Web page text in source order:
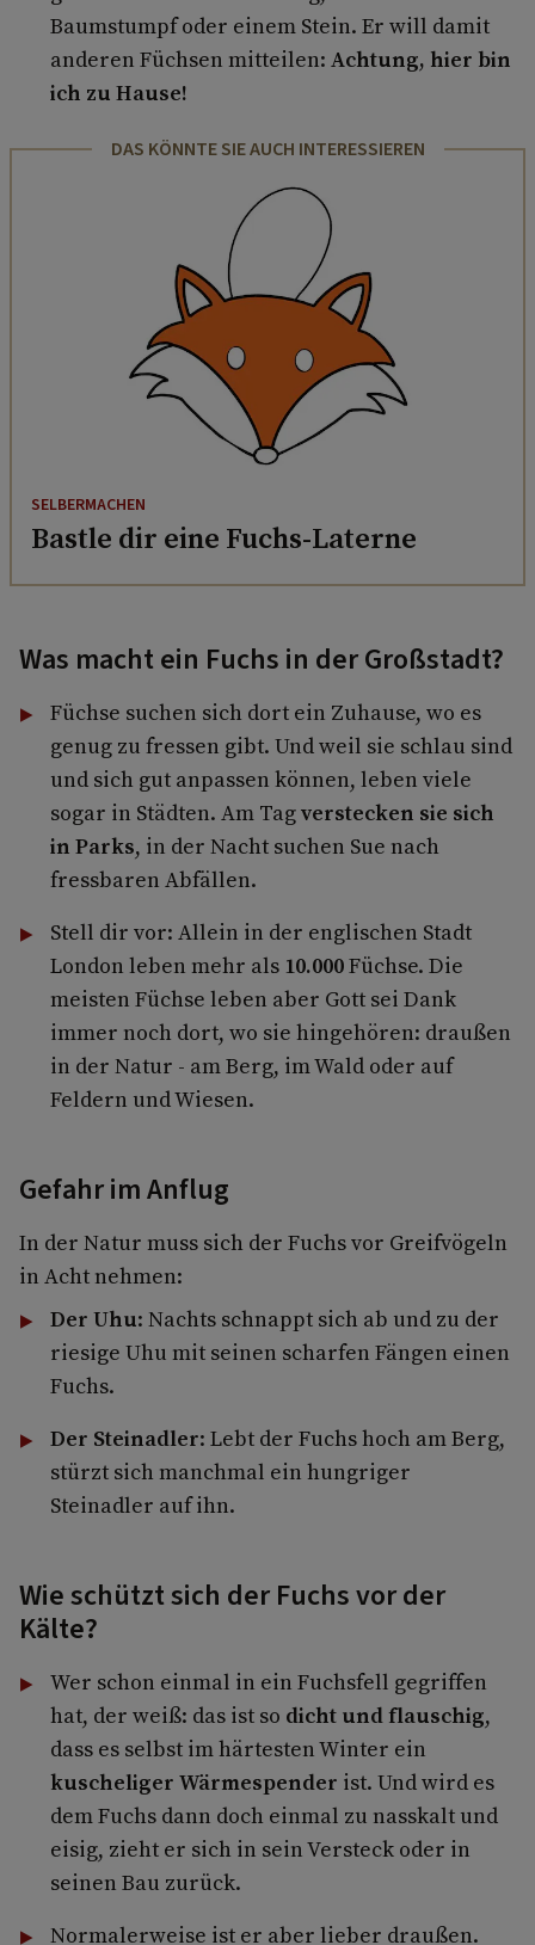
Baumstumpf oder einem Stein. Er will damit
anderen Füchsen mitteilen: Achtung, hier bin
ich zu Hause!
DAS KÖNNTE SIE AUCH INTERESSIEREN
SELBERMACHEN
Bastle dir eine Fuchs-Laterne
Was macht ein Fuchs in der Großstadt?
Füchse suchen sich dort ein Zuhause, wo es
genug zu fressen gibt. Und weil sie schlau sind
und sich gut anpassen können, leben viele
sogar in Städten. Am Tagverstecken sie sich
in Parks, in der Nacht suchen Sue nach
fressbaren Abfällen.
Stell dir vor: Allein in der englischen Stadt
London leben mehr als 10.000Füchse. Die
meisten Füchse leben aber Gott sei Dank
immer noch dort, wo sie hingehören: draußen
in der Natur - am Berg, im Wald oder auf
Feldern und Wiesen.
Gefahr im Anflug
In der Natur muss sich der Fuchs vor Greifvögeln
in Acht nehmen:
Der Uhu: Nachts schnappt sich ab und zu der
riesige Uhu mit seinen scharfen Fängen einen
Fuchs.
Der Steinadler: Lebt der Fuchs hoch am Berg,
stürzt sich manchmal ein hungriger
Steinadler auf ihn.
Wie schützt sich der Fuchs vor der
Kälte?
Wer schon einmal in ein Fuchsfell gegriffen
hat, der weiß: das ist so dicht und flauschig,
dass es selbst im härtesten Winter ein
kuscheliger Wärme­spender ist. Und wird es
dem Fuchs dann doch einmal zu nasskalt und
eisig, zieht er sich in sein Versteck oder in
seinen Bau zurück.
Normalerweise ist er aber lieber draußen.